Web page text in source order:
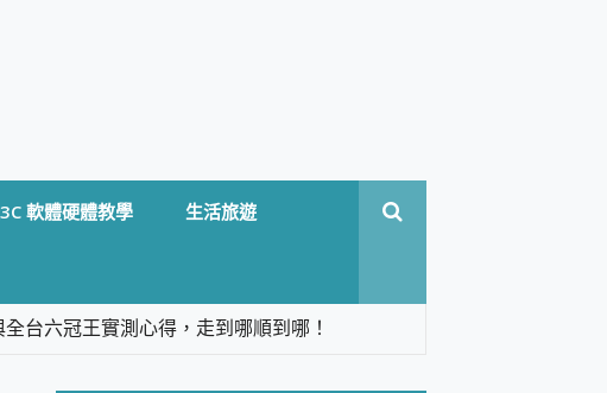
軟體硬體教學 生活旅遊
台六冠王實測心得，走到哪順到哪！